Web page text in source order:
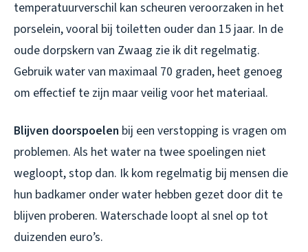
temperatuurverschil kan scheuren veroorzaken in het
porselein, vooral bij toiletten ouder dan 15 jaar. In de
oude dorpskern van Zwaag zie ik dit regelmatig.
Gebruik water van maximaal 70 graden, heet genoeg
om effectief te zijn maar veilig voor het materiaal.
Blijven doorspoelen bij een verstopping is vragen om
problemen. Als het water na twee spoelingen niet
wegloopt, stop dan. Ik kom regelmatig bij mensen die
hun badkamer onder water hebben gezet door dit te
blijven proberen. Waterschade loopt al snel op tot
duizenden euro’s.